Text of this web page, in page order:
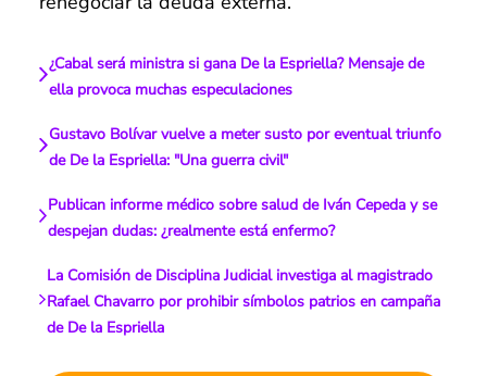
¿Cabal será ministra si gana De la Espriella? Mensaje de
ella provoca muchas especulaciones
Gustavo Bolívar vuelve a meter susto por eventual triunfo
de De la Espriella: "Una guerra civil"
Publican informe médico sobre salud de Iván Cepeda y se
despejan dudas: ¿realmente está enfermo?
La Comisión de Disciplina Judicial investiga al magistrado
Rafael Chavarro por prohibir símbolos patrios en campaña
de De la Espriella